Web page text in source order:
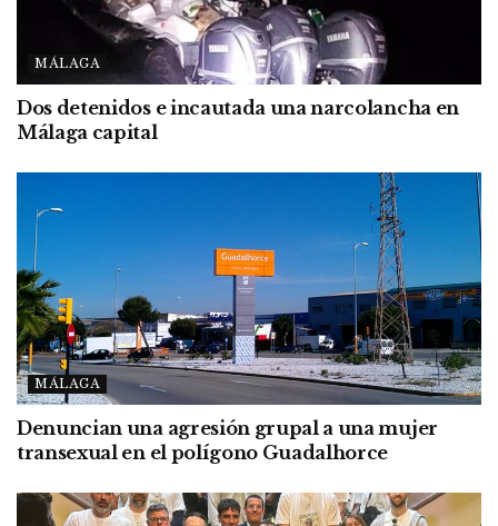
MÁLAGA
Dos detenidos e incautada una narcolancha en
Málaga capital
MÁLAGA
Denuncian una agresión grupal a una mujer
transexual en el polígono Guadalhorce